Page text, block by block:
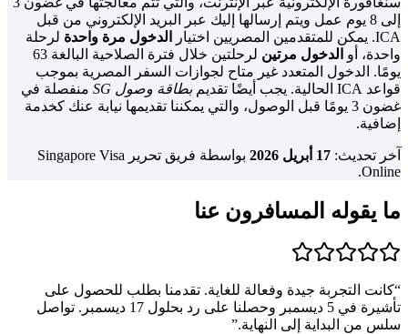
إلى 8 يوم عمل ويتم إرسالها إليك عبر البريد الإلكتروني من قبل
ICA. يمكن للمتقدمين المصريين اختيار
الدخول مرة واحدة لرحلة
واحدة، أو الدخول مرتين
لرحلتين خلال فترة الصلاحية البالغة 63
يومًا. الدخول المتعدد غير متاح لجوازات السفر المصرية بموجب
قواعد ICA الحالية. يجب أيضًا تقديم
بطاقة وصول SG
منفصلة في
غضون 3 يومًا قبل الوصول، والتي يمكننا تقديمها نيابة عنك كخدمة
إضافية.
آخر تحديث: 17 أبريل 2026
بواسطة فريق تحرير Singapore Visa
Online.
ما يقوله المسافرون عنا
“كانت التجربة جيدة وفعالة للغاية. تقدمنا بطلب للحصول على
تأشيرة في 5 ديسمبر وحصلنا على رد بحلول 17 ديسمبر. تواصل
سلس من البداية إلى النهاية.”